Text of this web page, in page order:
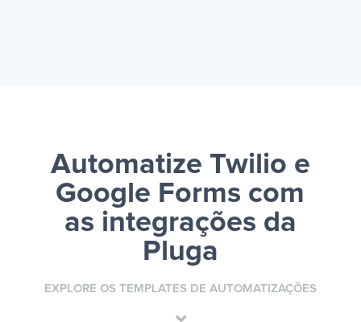
Automatize Twilio e
Google Forms com
as integrações da
Pluga
EXPLORE OS TEMPLATES DE AUTOMATIZAÇÕES